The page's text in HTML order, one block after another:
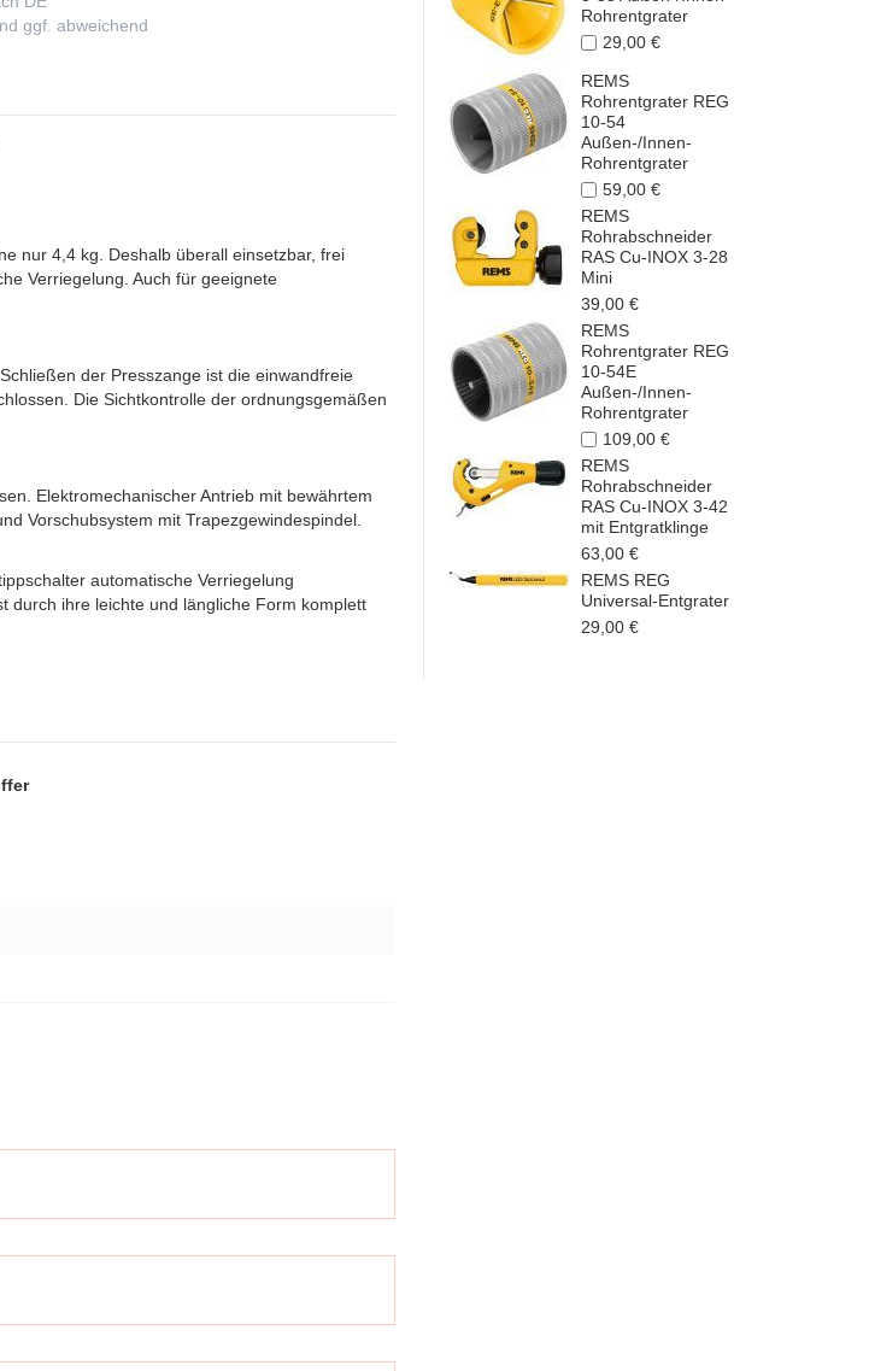
ggf. abweichend
Rohrentgrater
29,00 €
REMS
Rohrentgrater REG
10-54
Außen-/Innen-
Rohrentgrater
59,00 €
REMS
Rohrabschneider
RAS Cu-INOX 3-28
Mini
39,00 €
REMS
Rohrentgrater REG
10-54E
Außen-/Innen-
Rohrentgrater
109,00 €
REMS
Rohrabschneider
RAS Cu-INOX 3-42
mit Entgratklinge
63,00 €
REMS REG
Universal-Entgrater
29,00 €
nur 4,4 kg. Deshalb überall einsetzbar, frei
Verriegelung. Auch für geeignete
der Presszange ist die einwandfreie
Die Sichtkontrolle der ordnungsgemäßen
Elektromechanischer Antrieb mit bewährtem
Vorschubsystem mit Trapezgewindespindel.
automatische Verriegelung
durch ihre leichte und längliche Form komplett